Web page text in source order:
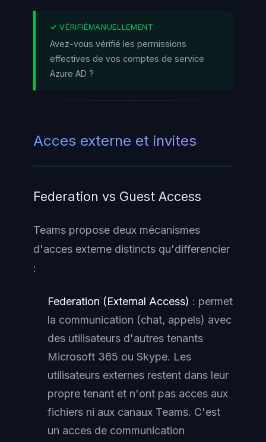
Avez-vous vérifié les permissions
effectives de vos comptes de service
Azure AD ?
Acces externe et invites
Federation vs Guest Access
Teams propose deux mécanismes
d'acces externe distincts qu'differencier
:
Federation (External Access) : permet
la communication (chat, appels) avec
des utilisateurs d'autres tenants
Microsoft 365 ou Skype. Les
utilisateurs externes restent dans leur
propre tenant et n'ont pas acces aux
fichiers ni aux canaux Teams. C'est
un acces de communication